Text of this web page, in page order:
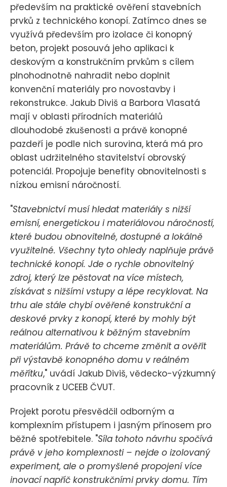
především na praktické ověření stavebních
prvků z technického konopí. Zatímco dnes se
využívá především pro izolace či konopný
beton, projekt posouvá jeho aplikaci k
deskovým a konstrukčním prvkům s cílem
plnohodnotně nahradit nebo doplnit
konvenční materiály pro novostavby i
rekonstrukce. Jakub Diviš a Barbora Vlasatá
mají v oblasti přírodních materiálů
dlouhodobé zkušenosti a právě konopné
pazdeří je podle nich surovina, která má pro
oblast udržitelného stavitelství obrovský
potenciál. Propojuje benefity obnovitelnosti s
nízkou emisní náročností.
"Stavebnictví musí hledat materiály s nižší
emisní, energetickou i materiálovou náročností,
které budou obnovitelné, dostupné a lokálně
využitelné. Všechny tyto ohledy naplňuje právě
technické konopí. Jde o rychle obnovitelný
zdroj, který lze pěstovat na více místech,
získávat s nižšími vstupy a lépe recyklovat. Na
trhu ale stále chybí ověřené konstrukční a
deskové prvky z konopí, které by mohly být
reálnou alternativou k běžným stavebním
materiálům. Právě to chceme změnit a ověřit
při výstavbě konopného domu v reálném
měřítku," uvádí Jakub Diviš, vědecko-výzkumný
pracovník z UCEEB ČVUT.
Projekt porotu přesvědčil odborným a
komplexním přístupem i jasným přínosem pro
běžné spotřebitele. "Síla tohoto návrhu spočívá
právě v jeho komplexnosti – nejde o izolovaný
experiment, ale o promyšlené propojení více
inovací napříč konstrukčními prvky domu. Tím